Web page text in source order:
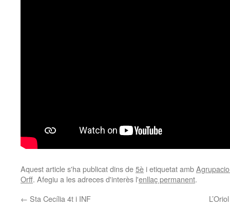
Aquest article s'ha publicat dins de5è i etiquetat amb
Orff. Afegiu a les adreces d'interès l'enllaç permanent.
← Sta Cecília 4t i INF